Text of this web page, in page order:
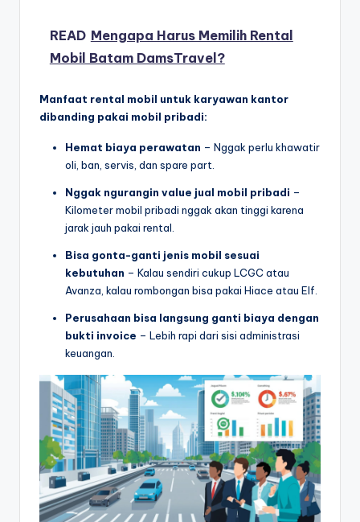
READ Mengapa Harus Memilih Rental
Mobil Batam DamsTravel?
Manfaat rental mobil untuk karyawan kantor
dibanding pakai mobil pribadi:
Hemat biaya perawatan – Nggak perlu khawatir
oli, ban, servis, dan spare part.
Nggak ngurangin value jual mobil pribadi –
Kilometer mobil pribadi nggak akan tinggi karena
jarak jauh pakai rental.
Bisa gonta-ganti jenis mobil sesuai
kebutuhan – Kalau sendiri cukup LCGC atau
Avanza, kalau rombongan bisa pakai Hiace atau Elf.
Perusahaan bisa langsung ganti biaya dengan
bukti invoice – Lebih rapi dari sisi administrasi
keuangan.